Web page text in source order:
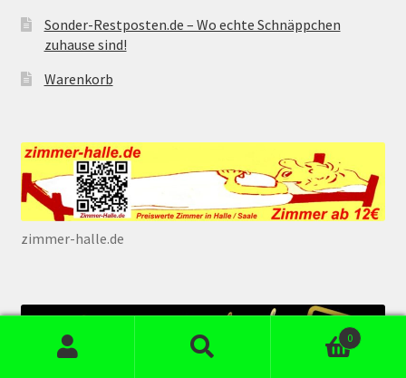
Sonder-Restposten.de – Wo echte Schnäppchen
zuhause sind!
Warenkorb
zimmer-halle.de
0